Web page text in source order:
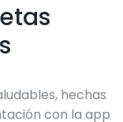
hechas
con la app